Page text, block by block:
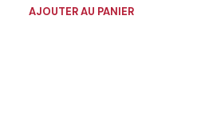
AJOUTER AU PANIER